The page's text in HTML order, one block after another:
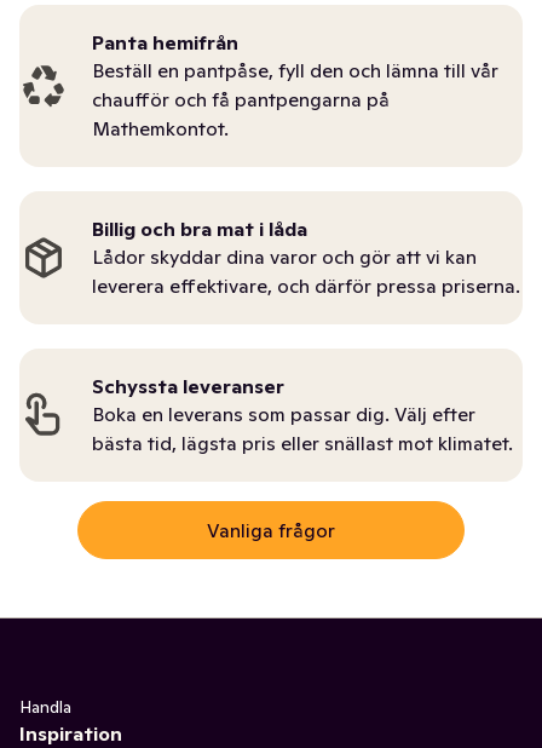
Panta hemifrån
Beställ en pantpåse, fyll den och lämna till vår
chaufför och få pantpengarna på
Mathemkontot.
Billig och bra mat i låda
Lådor skyddar dina varor och gör att vi kan
leverera effektivare, och därför pressa priserna.
Schyssta leveranser
Boka en leverans som passar dig. Välj efter
bästa tid, lägsta pris eller snällast mot klimatet.
Vanliga frågor
Handla
Inspiration